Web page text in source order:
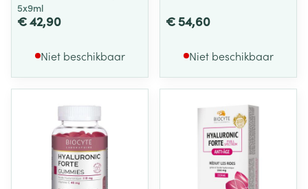
5x9ml
€ 42,90
Niet beschikbaar
€ 54,60
Niet beschikbaar